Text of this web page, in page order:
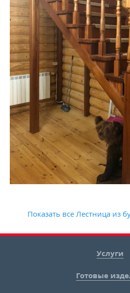
Показать все Лестница из
Услуги
Готовые